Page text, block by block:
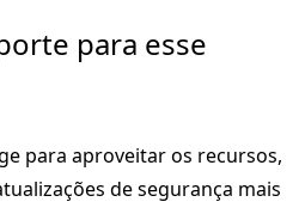
para esse
para aproveitar os recursos,
de segurança mais